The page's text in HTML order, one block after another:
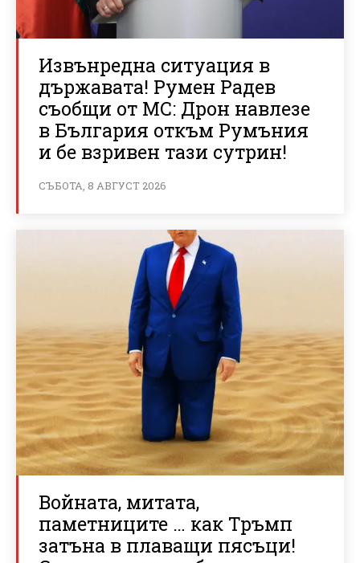
Извънредна ситуация в
държавата! Румен Радев
съобщи от МС: Дрон навлезе
в България откъм Румъния
и бе взривен тази сутрин!
СЪБОТА, 8 АВГУСТ 2026
Войната, митата,
паметниците … как Тръмп
затъна в плаващи пясъци!